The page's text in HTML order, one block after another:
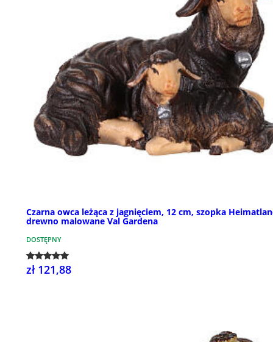
Czarna owca leżąca z jagnięciem, 12 cm, szopka
drewno malowane Val Gardena
DOSTĘPNY
zł 121,88